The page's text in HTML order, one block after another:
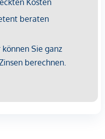
bzw. teilweise raumhohe
teils mit mehreren
Gartenloggien